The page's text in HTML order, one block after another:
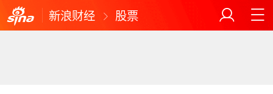
新浪财经 股票